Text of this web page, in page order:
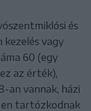
és
kezelés vagy
60 (egy
az érték),
an vannak, házi
tartózkodnak